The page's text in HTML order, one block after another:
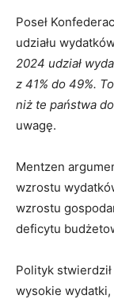
Poseł
udziału
2024 udział
z 41% do 49%.
niż te państwa
uwagę.
Mentzen
wzrostu
wzrostu
deficytu
Polityk
wysokie wydatki,